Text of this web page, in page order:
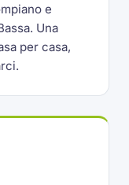
e
Una
per casa,